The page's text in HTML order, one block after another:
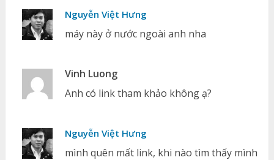
Nguyễn Việt Hưng
máy này ở nước ngoài anh nha
Vinh Luong
Anh có link tham khảo không ạ?
Nguyễn Việt Hưng
mình quên mất link, khi nào tìm thấy mình